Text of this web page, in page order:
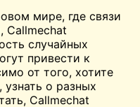
мире, где связи
Callmechat
случайных
привести к
от того, хотите
о разных
Callmechat